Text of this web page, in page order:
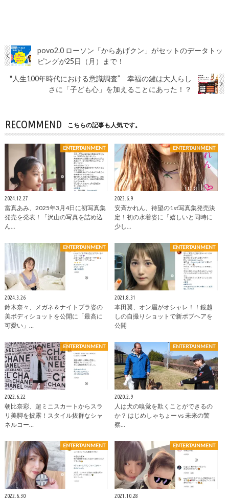
povo2.0 ローソン「からあげクン」がセットのデータトッ
ピングが25日（月）まで！
"人生100年時代における意識調査” 幸福の鍵は大人らし
さに「子ども心」を加えることにあった！？
RECOMMEND こちらの記事も人気です。
ENTERTAINMENT
2024.12.27
當真あみ、2025年3月4日に初写真集
発売を発表！「沢山の写真を詰め込
ん…
ENTERTAINMENT
2023.6.9
安斉かれん、待望の1st写真集発売決
定！初の水着姿に「嬉しいと同時に
少し…
ENTERTAINMENT
2024.3.26
鈴木奈々、メガネ＆ナイトブラ姿の
美ボディショットを公開に「最高に
可愛い」…
ENTERTAINMENT
2021.8.31
本田翼、オン眉がオシャレ！！鏡越
しの自撮りショットで新ボブヘアを
公開
ENTERTAINMENT
2022.6.22
朝比奈彩、超ミニスカートからスラ
リ美脚を披露！スタイル抜群なシャ
ネルコー…
ENTERTAINMENT
2020.2.9
人は犬の嗅覚を欺くことができるの
か？ はじめしゃちょー vs 未来の警
察…
ENTERTAINMENT
2022.6.30
ENTERTAINMENT
2021.10.28